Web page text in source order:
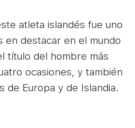
atleta islandés fue uno
en destacar en el mundo
título del hombre más
ocasiones, y también
de Europa y de Islandia.